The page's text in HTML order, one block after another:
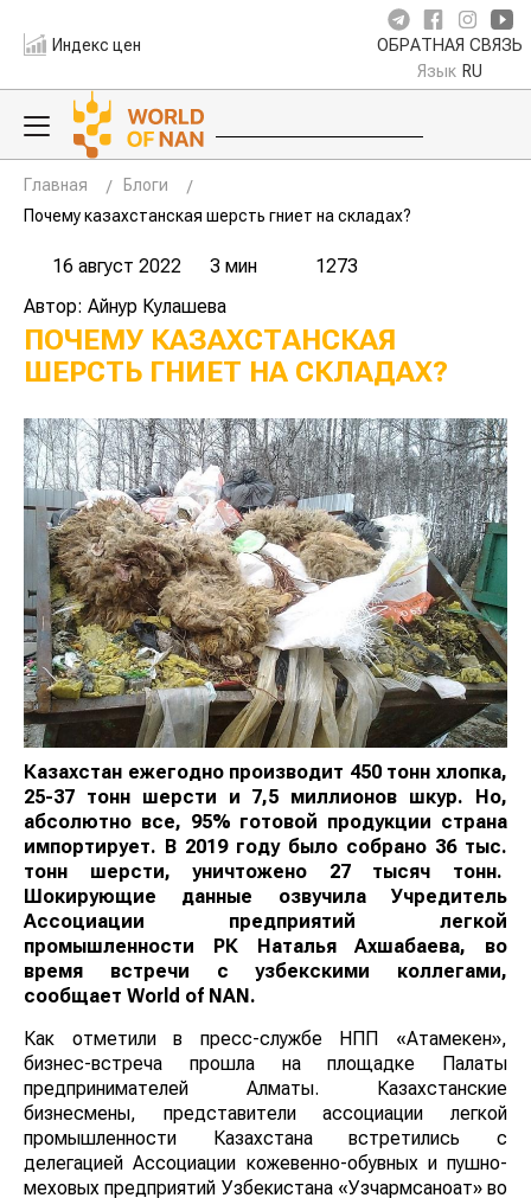
Индекс цен ОБРАТНАЯ СВЯЗЬ
Язык RU
Главная
Блоги
Почему казахстанская шерсть гниет на складах?
16 август 2022 3 мин
1273
Автор: Айнур Кулашева
ПОЧЕМУ КАЗАХСТАНСКАЯ
ШЕРСТЬ ГНИЕТ НА СКЛАДАХ?
Казахстан ежегодно производит 450 тонн хлопка,
25-37 тонн шерсти и 7,5 миллионов шкур. Но,
абсолютно все, 95% готовой продукции страна
импортирует. В 2019 году было собрано 36 тыс.
тонн шерсти, уничтожено 27 тысяч тонн.
Шокирующие данные озвучила Учредитель
Ассоциации предприятий легкой
промышленности РК Наталья Ахшабаева, во
время встречи с узбекскими коллегами,
сообщает Wоrld of NAN.
Как отметили в пресс-службе НПП «Атамекен»,
бизнес-встреча прошла на площадке Палаты
предпринимателей Алматы. Казахстанские
бизнесмены, представители ассоциации легкой
промышленности Казахстана встретились с
делегацией Ассоциации кожевенно-обувных и пушно-
меховых предприятий Узбекистана «Узчармсаноат» во